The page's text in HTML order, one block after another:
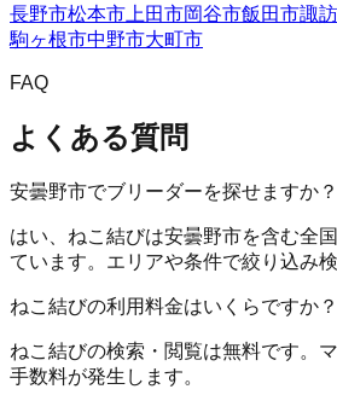
長野市松本市 上田市岡谷市飯田市諏
駒ヶ根市中野市大町市
FAQ
よくある質問
安曇野市でブリーダーを探せますか？
はい、ねこ結びは安曇野市を含む全
ています。エリアや条件で絞り込み
ねこ結びの利用料金はいくらですか？
ねこ結びの検索・閲覧は無料です。
手数料が発生します。